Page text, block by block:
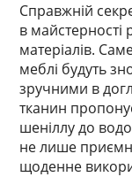
Справжній
в майстерності
матеріалів.
меблі будуть
зручними в
тканин
шеніллу до
не лише
щоденне